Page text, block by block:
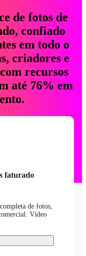
de fotos de
confiado
em todo o
criadores e
recursos
até 76% em
faturado
de fotos,
Vídeo